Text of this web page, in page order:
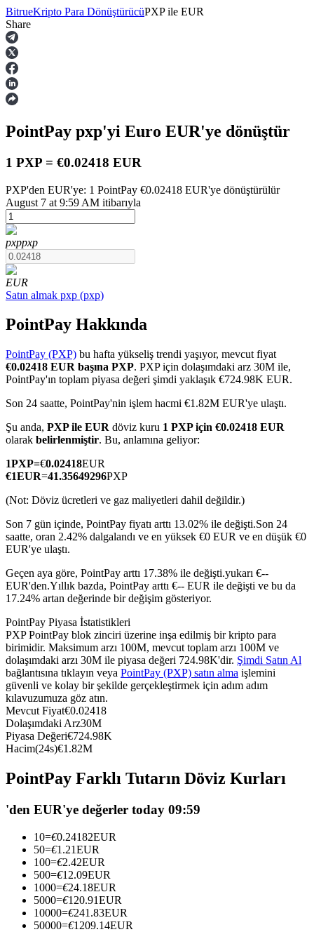
Vadeli İşlemler
USDT Vadeli İşlemleri
COIN-M Vadeli İşlemleri
Kripto Para Vadeli İşlemleri
Hisse senetleri, döviz, değerli metaller ve emtia türevleri
USDC Vadeli İşlemleri
USDC'yi teminat olarak kullanan vadeli işlemler
Kopya Ticaret
En iyi traderlarla güçlerinizi birleştirin
BitrueKripto Para DönüştürücüPXP ile EUR
Share
PointPay pxp'yi Euro EUR'ye dönüştür
1 PXP = €0.02418 EUR
PXP'den EUR'ye: 1 PointPay €0.02418 EUR'ye dönüştürülür
August 7 at 9:59 AM itibarıyla
pxppxp
EUR
Satın almak pxp (pxp)
PointPay Hakkında
PointPay (PXP) bu hafta yükseliş trendi yaşıyor, mevcut fiyat
€0.02418 EUR başına PXP. PXP için dolaşımdaki arz 30M ile,
PointPay'ın toplam piyasa değeri şimdi yaklaşık €724.98K EUR.
Son 24 saatte, PointPay'nin işlem hacmi €1.82M EUR'ye ulaştı.
Şu anda, PXP ile EUR döviz kuru 1 PXP için €0.02418 EUR
olarak belirlenmiştir. Bu, anlamına geliyor:
1PXP=€0.02418EUR
€1EUR=41.35649296PXP
(Not: Döviz ücretleri ve gaz maliyetleri dahil değildir.)
Son 7 gün içinde, PointPay fiyatı arttı 13.02% ile değişti.Son 24
saatte, oran 2.42% dalgalandı ve en yüksek €0 EUR ve en düşük €0
EUR'ye ulaştı.
Geçen aya göre, PointPay arttı 17.38% ile değişti.yukarı €--
EUR'den.Yıllık bazda, PointPay arttı €-- EUR ile değişti ve bu da
17.24% artan değerinde bir değişim gösteriyor.
PointPay Piyasa İstatistikleri
PXP PointPay blok zinciri üzerine inşa edilmiş bir kripto para
birimidir. Maksimum arzı 100M, mevcut toplam arzı 100M ve
dolaşımdaki arzı 30M ile piyasa değeri 724.98K'dir. Şimdi Satın Al
bağlantısına tıklayın veya PointPay (PXP) satın alma işlemini
güvenli ve kolay bir şekilde gerçekleştirmek için adım adım
kılavuzumuza göz atın.
Mevcut Fiyat€0.02418
Dolaşımdaki Arz30M
Piyasa Değeri€724.98K
Hacim(24s)€1.82M
PointPay Farklı Tutarın Döviz Kurları
'den EUR'ye değerler today 09:59
10=€0.24182EUR
50=€1.21EUR
100=€2.42EUR
500=€12.09EUR
1000=€24.18EUR
5000=€120.91EUR
10000=€241.83EUR
50000=€1209.14EUR